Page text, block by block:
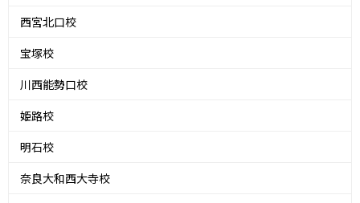
西宮北口校
宝塚校
川西能勢口校
姫路校
明石校
奈良大和西大寺校